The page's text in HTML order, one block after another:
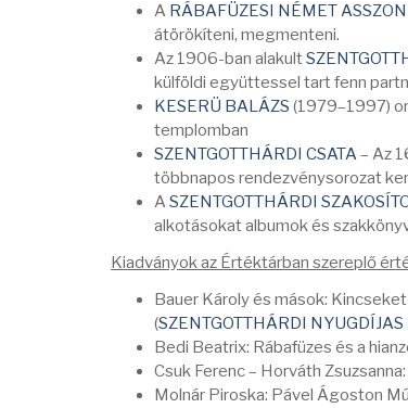
A RÁBAFÜZESI NÉMET
átörökíteni, megmenteni.
Az 1906-ban alakult
külföldi együttessel tart fenn
KESERÜ BALÁZS (1979–1997)
templomban
SZENTGOTTHÁRDI CSATA– Az
többnapos rendezvénysorozat
A SZENTGOTTHÁRDI
alkotásokat albumok és
Kiadványok az Értéktárban szereplő
Bauer Károly és mások:
(SZENTGOTTHÁRDI NYUGDÍJAS
Bedi Beatrix: Rábafüzes és a
Csuk Ferenc – Horváth
Molnár Piroska: Pável Ágoston